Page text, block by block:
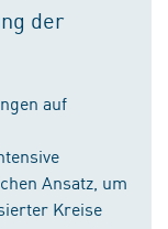
der
auf
Ansatz, um
Kreise